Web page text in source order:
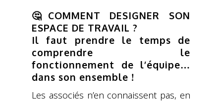
🤔COMMENT DESIGNER SON
ESPACE DE TRAVAIL ?
Il faut prendre le temps de
comprendre le
fonctionnement de l’équipe…
dans son ensemble !
Les associés n’en connaissent pas, en